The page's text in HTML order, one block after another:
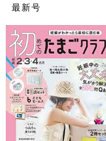
最新号